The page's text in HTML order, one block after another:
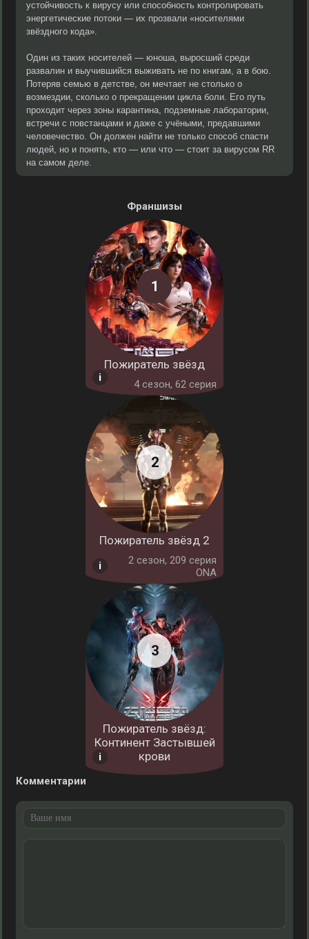
устойчивость к вирусу или способность контролировать
энергетические потоки — их прозвали «носителями
звёздного кода».
Один из таких носителей — юноша, выросший среди
развалин и выучившийся выживать не по книгам, а в бою.
Потеряв семью в детстве, он мечтает не столько о
возмездии, сколько о прекращении цикла боли. Его путь
проходит через зоны карантина, подземные лаборатории,
встречи с повстанцами и даже с учёными, предавшими
человечество. Он должен найти не только способ спасти
людей, но и понять, кто — или что — стоит за вирусом RR
на самом деле.
Франшизы
Пожиратель звёзд
4 cезон, 62 серия
Пожиратель звёзд 2
2 cезон, 209 серия
ONA
Пожиратель звёзд:
Континент Застывшей
крови
Комментарии